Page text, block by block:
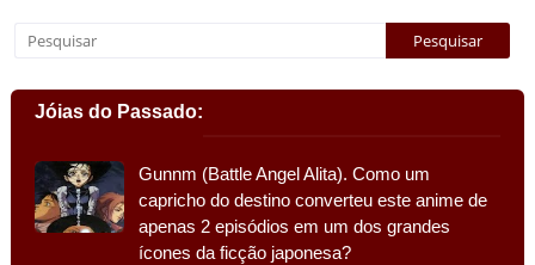
Jóias do Passado:
Gunnm (Battle Angel Alita). Como um
capricho do destino converteu este anime de
apenas 2 episódios em um dos grandes
ícones da ficção japonesa?